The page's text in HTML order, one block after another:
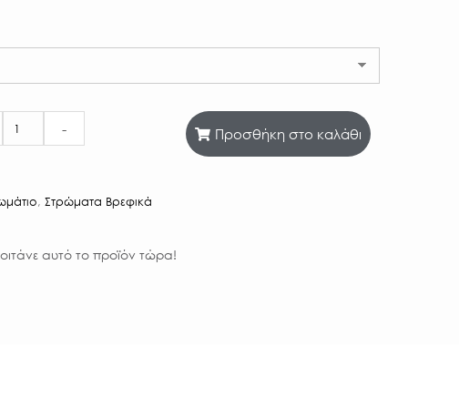
- Προσθήκη στο καλάθι
, Στρώματα Βρεφικά
αυτό το προϊόν τώρα!